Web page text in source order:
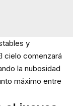
y
cielo comenzará
la nubosidad
máximo entre